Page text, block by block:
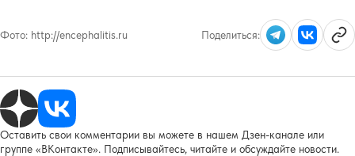
Фото: http://encephalitis.ru Поделиться:
Оставить свои комментарии вы можете в нашем Дзен-канале или
группе «ВКонтакте». Подписывайтесь, читайте и обсуждайте новости.